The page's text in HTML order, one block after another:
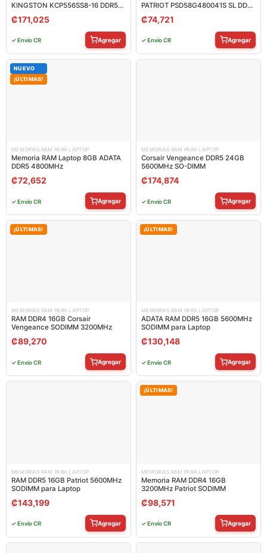
KINGSTON KCP556SS8-16 DDR5
₡171,025
✓ Envío CR Agregar
PATRIOT PSD58G480041S SL DDR5
₡74,721
✓ Envío CR Agregar
NUEVO
¡ÚLTIMAS!
MEMORIAS RAM PARA LAPTOP
Memoria RAM Laptop 8GB ADATA
DDR5 4800MHz
₡72,652
✓ Envío CR Agregar
MEMORIAS RAM PARA LAPTOP
Corsair Vengeance DDR5 24GB
5600MHz SO-DIMM
₡174,874
✓ Envío CR Agregar
¡ÚLTIMAS!
MEMORIAS RAM PARA LAPTOP
RAM DDR4 16GB Corsair
Vengeance SODIMM 3200MHz
₡89,270
✓ Envío CR Agregar
¡ÚLTIMAS!
MEMORIAS RAM PARA LAPTOP
ADATA RAM DDR5 16GB 5600MHz
SODIMM para Laptop
₡130,148
✓ Envío CR Agregar
MEMORIAS RAM PARA LAPTOP
RAM DDR5 16GB Patriot 5600MHz
SODIMM para Laptop
₡143,199
✓ Envío CR Agregar
¡ÚLTIMAS!
MEMORIAS RAM PARA LAPTOP
Memoria RAM DDR4 16GB
3200MHz Patriot SODIMM
₡98,571
✓ Envío CR Agregar